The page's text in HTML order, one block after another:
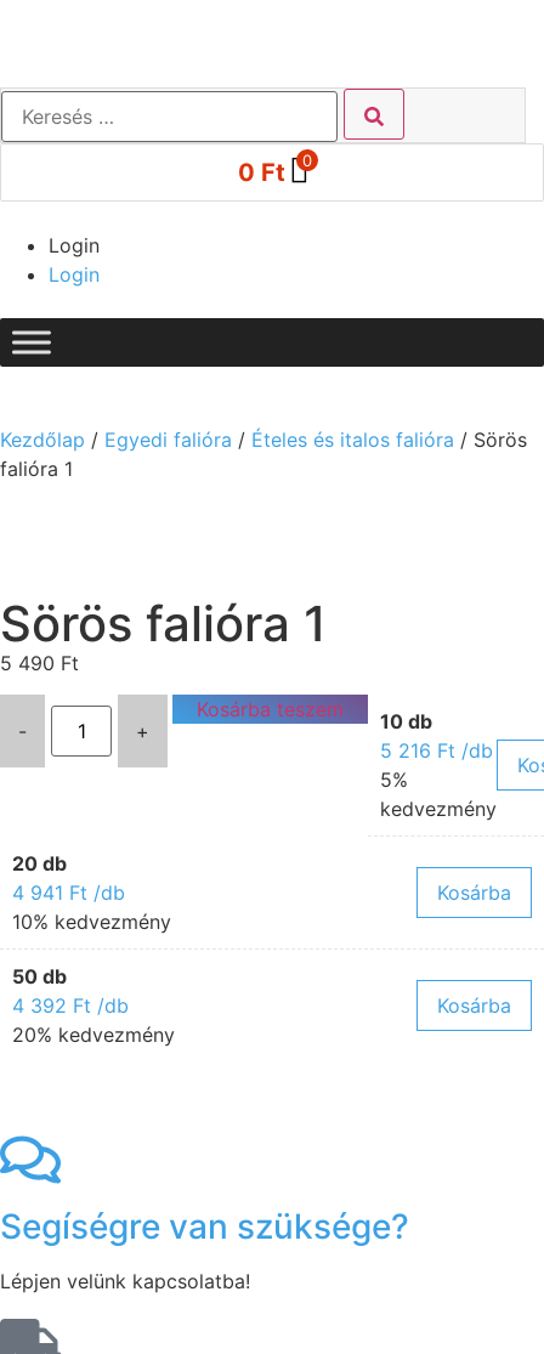
0 Ft 0
Login
Login
Kezdőlap / Egyedi falióra / Ételes és italos falióra / Sörös
falióra 1
Sörös falióra 1
5 490 Ft
- +
Kosárba teszem
10 db
5 216 Ft /db
5%
kedvezmény
20 db
4 941 Ft /db
10% kedvezmény
Kosárba
50 db
4 392 Ft /db
20% kedvezmény
Kosárba
Segíségre van szüksége?
Lépjen velünk kapcsolatba!